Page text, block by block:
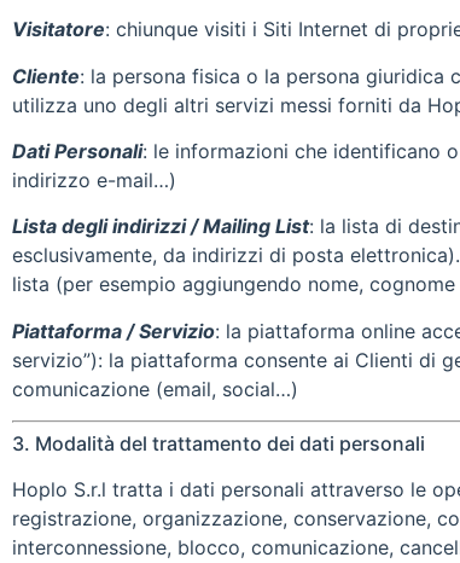
Visitatore: chiunque visiti i Siti Internet di
Cliente: la persona fisica o la persona giuridica
utilizza uno degli altri servizi messi forniti da
Dati Personali: le informazioni che identificano
indirizzo e-mail…)
Lista degli indirizzi / Mailing List: la lista di
esclusivamente, da indirizzi di posta
lista (per esempio aggiungendo nome,
Piattaforma / Servizio: la piattaforma online
servizio”): la piattaforma consente ai Clienti di
comunicazione (email, social…)
3. Modalità del trattamento dei dati personali
Hoplo S.r.l tratta i dati personali attraverso le
registrazione, organizzazione, conservazione,
interconnessione, blocco, comunicazione,